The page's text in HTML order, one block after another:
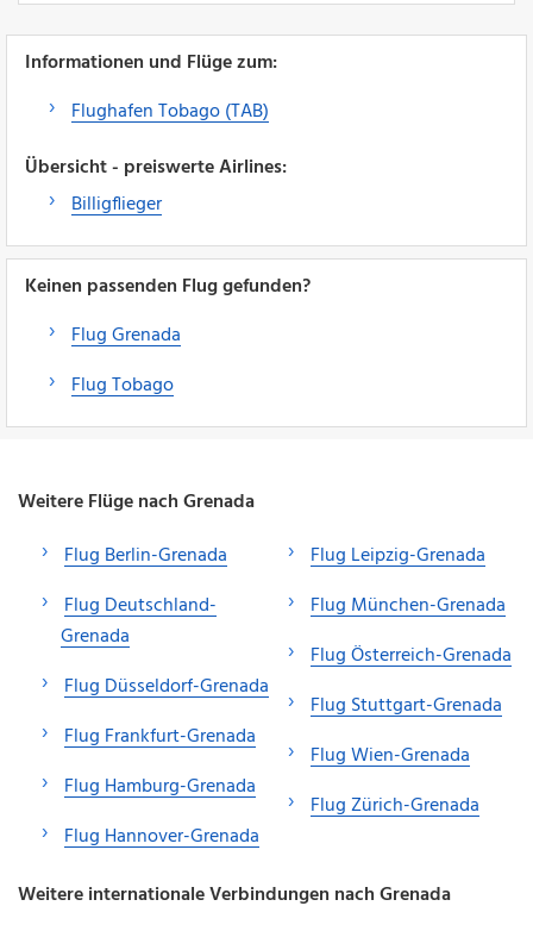
Informationen und Flüge zum:
Flughafen Tobago (TAB)
Übersicht - preiswerte Airlines:
Billigflieger
Keinen passenden Flug gefunden?
Flug Grenada
Flug Tobago
Weitere Flüge nach Grenada
Flug Berlin-Grenada
Flug Deutschland-
Grenada
Flug Düsseldorf-Grenada
Flug Frankfurt-Grenada
Flug Hamburg-Grenada
Flug Hannover-Grenada
Flug Leipzig-Grenada
Flug München-Grenada
Flug Österreich-Grenada
Flug Stuttgart-Grenada
Flug Wien-Grenada
Flug Zürich-Grenada
Weitere internationale Verbindungen nach Grenada